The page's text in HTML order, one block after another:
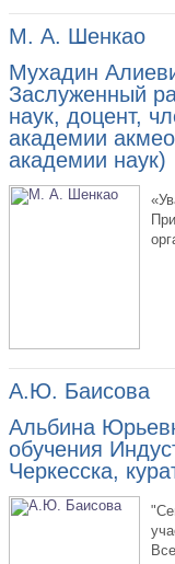
М. А. Шенкао
Мухадин
Заслуженный
наук, доцент,
академии
академии наук)
А.Ю. Баисова
Альбина
обучения
Черкесска,